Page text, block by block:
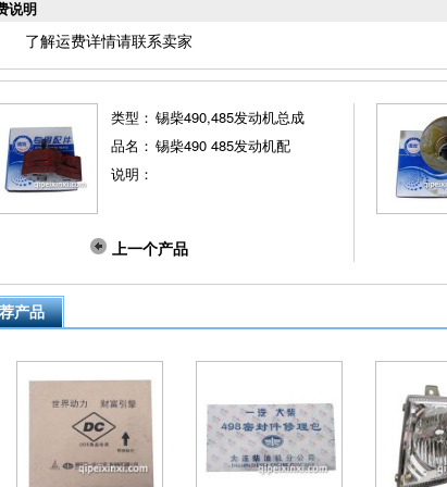
说明
了解运费详情请联系卖家
类型： 锡柴490,485发动机总成
品名： 锡柴490 485发动机配
说明：
上一个产品
产品